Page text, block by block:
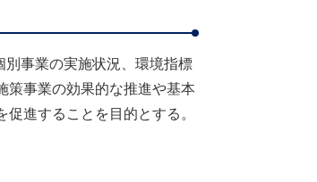
事業の実施状況、環境指標
策事業の効果的な推進や基本
進することを目的とする。